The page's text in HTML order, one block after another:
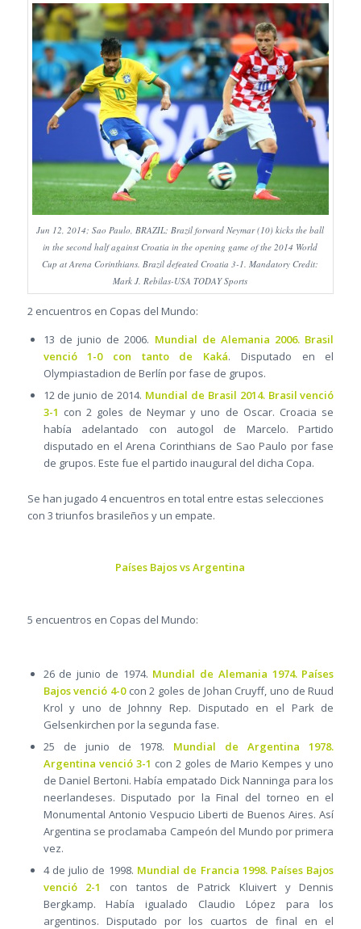
Jun 12, 2014; Sao Paulo, BRAZIL; Brazil forward Neymar (10) kicks the ball
in the second half against Croatia in the opening game of the 2014 World
Cup at Arena Corinthians. Brazil defeated Croatia 3-1. Mandatory Credit:
Mark J. Rebilas-USA TODAY Sports
2 encuentros en Copas del Mundo:
13 de junio de 2006. Mundial de Alemania 2006. Brasil
venció 1-0 con tanto de Kaká. Disputado en el
Olympiastadion de Berlín por fase de grupos.
12 de junio de 2014. Mundial de Brasil 2014. Brasil venció
3-1 con 2 goles de Neymar y uno de Oscar. Croacia se
había adelantado con autogol de Marcelo. Partido
disputado en el Arena Corinthians de Sao Paulo por fase
de grupos. Este fue el partido inaugural del dicha Copa.
Se han jugado 4 encuentros en total entre estas selecciones
con 3 triunfos brasileños y un empate.
Países Bajos vs Argentina
5 encuentros en Copas del Mundo:
26 de junio de 1974. Mundial de Alemania 1974. Países
Bajos venció 4-0con 2 goles de Johan Cruyff, uno de Ruud
Krol y uno de Johnny Rep. Disputado en el Park de
Gelsenkirchen por la segunda fase.
25 de junio de 1978. Mundial de Argentina 1978.
Argentina venció 3-1 con 2 goles de Mario Kempes y uno
de Daniel Bertoni. Había empatado Dick Nanninga para los
neerlandeses. Disputado por la Final del torneo en el
Monumental Antonio Vespucio Liberti de Buenos Aires. Así
Argentina se proclamaba Campeón del Mundo por primera
vez.
4 de julio de 1998. Mundial de Francia 1998. Países Bajos
venció 2-1
con tantos de Patrick Kluivert y Dennis
Bergkamp. Había igualado Claudio López para los
argentinos. Disputado por los cuartos de final en el